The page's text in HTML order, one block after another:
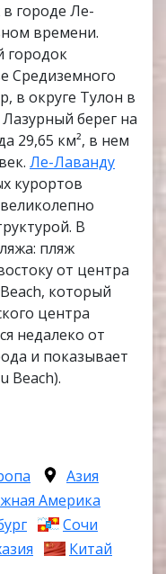
городе Ле-
времени.
городок
Средиземного
в округе Тулон в
берег на
29,65 км², в нем
Ле-Лаванду
курортов
В
пляж
от центра
который
центра
недалеко от
и показывает
Beach).
Азия
Америка
Сочи
Китай